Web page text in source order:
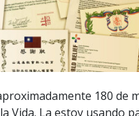
180 de
Vida. La estoy usando